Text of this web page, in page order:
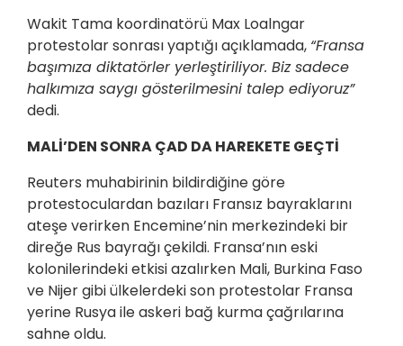
Wakit Tama koordinatörü Max Loalngar
protestolar sonrası yaptığı açıklamada, “Fransa
başımıza diktatörler yerleştiriliyor. Biz sadece
halkımıza saygı gösterilmesini talep ediyoruz”
dedi.
MALİ’DEN SONRA ÇAD DA HAREKETE GEÇTİ
Reuters muhabirinin bildirdiğine göre
protestoculardan bazıları Fransız bayraklarını
ateşe verirken Encemine’nin merkezindeki bir
direğe Rus bayrağı çekildi. Fransa’nın eski
kolonilerindeki etkisi azalırken Mali, Burkina Faso
ve Nijer gibi ülkelerdeki son protestolar Fransa
yerine Rusya ile askeri bağ kurma çağrılarına
sahne oldu.